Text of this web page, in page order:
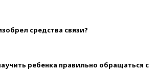
средства связи?
ребенка правильно обращаться с